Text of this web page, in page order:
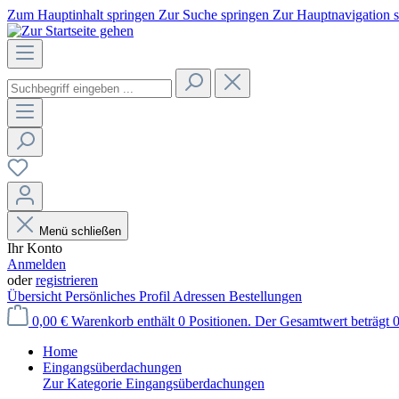
Zum Hauptinhalt springen Zur Suche springen Zur Hauptnavigation
Menü schließen
Ihr Konto
Anmelden
oderregistrieren
Übersicht Persönliches Profil Adressen Bestellungen
0,00 € Warenkorb enthält 0 Positionen. Der Gesamtwert beträgt
Home
Eingangsüberdachungen
Zur Kategorie Eingangsüberdachungen